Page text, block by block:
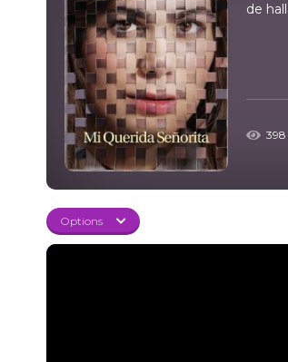
de
398
Options